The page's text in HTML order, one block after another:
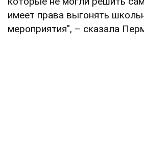
имеет права выгонять
мероприятия", – сказала